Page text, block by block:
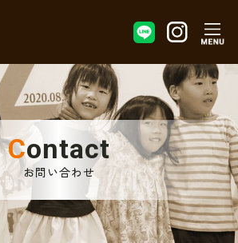
Contact
お問い合わせ